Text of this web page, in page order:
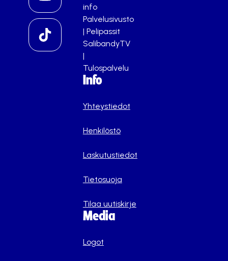
info
Palvelusivusto
| Pelipassit
SalibandyTV
|
Tulospalvelu
Info
Yhteystiedot
Henkilöstö
Laskutustiedot
Tietosuoja
Tilaa uutiskirje
Media
Logot